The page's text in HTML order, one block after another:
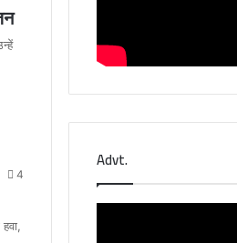
4
Advt.